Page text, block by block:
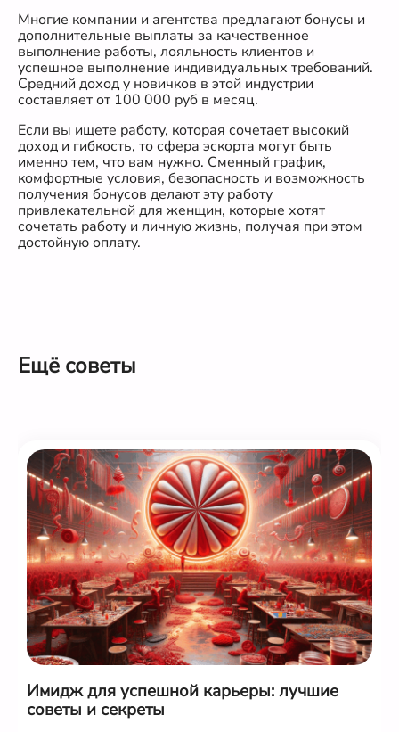
Многие компании и агентства предлагают бонусы и
дополнительные выплаты за качественное
выполнение работы, лояльность клиентов и
успешное выполнение индивидуальных требований.
Средний доход у новичков в этой индустрии
составляет от 100 000 руб в месяц.
Если вы ищете работу, которая сочетает высокий
доход и гибкость, то сфера эскорта могут быть
именно тем, что вам нужно. Сменный график,
комфортные условия, безопасность и возможность
получения бонусов делают эту работу
привлекательной для женщин, которые хотят
сочетать работу и личную жизнь, получая при этом
достойную оплату.
Ещё советы
Имидж для успешной карьеры: лучшие
советы и секреты